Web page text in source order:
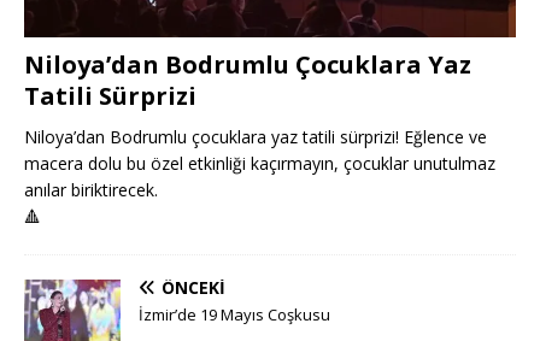
Niloya’dan Bodrumlu Çocuklara Yaz
Tatili Sürprizi
Niloya’dan Bodrumlu çocuklara yaz tatili sürprizi! Eğlence ve
macera dolu bu özel etkinliği kaçırmayın, çocuklar unutulmaz
anılar biriktirecek.
🔺
ÖNCEKI
İzmir’de 19 Mayıs Coşkusu